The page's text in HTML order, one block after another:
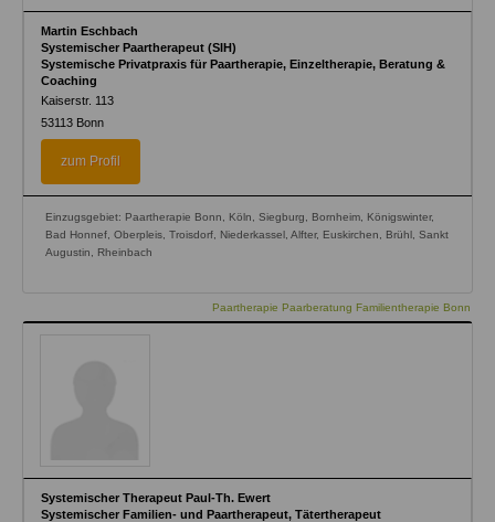
Martin Eschbach
Systemischer Paartherapeut (SIH)
Systemische Privatpraxis für Paartherapie, Einzeltherapie, Beratung &
Coaching
Kaiserstr. 113
53113 Bonn
zum Profil
Einzugsgebiet: Paartherapie Bonn, Köln, Siegburg, Bornheim, Königswinter,
Bad Honnef, Oberpleis, Troisdorf, Niederkassel, Alfter, Euskirchen, Brühl, Sankt
Augustin, Rheinbach
Paartherapie Paarberatung Familientherapie Bonn
Systemischer Therapeut Paul-Th. Ewert
Systemischer Familien- und Paartherapeut, Tätertherapeut